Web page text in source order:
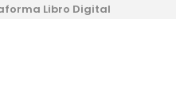
Libro Digital